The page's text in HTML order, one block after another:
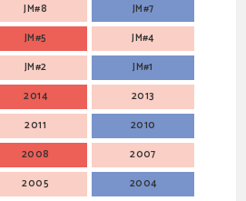
JM#8
JM#7
JM#5
JM#4
JM#2
JM#1
2014
2013
2011
2010
2008
2007
2005
2004